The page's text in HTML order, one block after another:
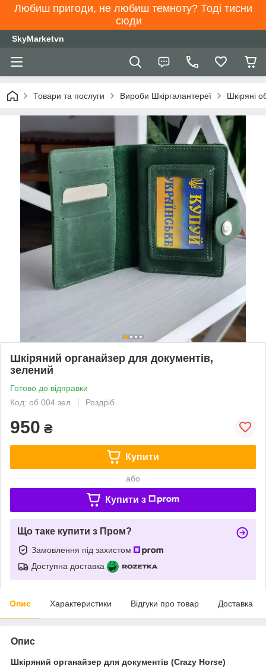
Любиш пригоди, не любиш темноту? Тоді тисни
сюди
SkyMarketvn
Товари та послуги Вироби Шкіргалантереї Шкіряні
Шкіряний органайзер для документів,
зелений
Готово до відправки
Код: об 004 зел
Роздріб
950 ₴
Купити
або
Купити з
Що таке купити з Пром?
Замовлення під захистом
Доступна доставка
Опис Характеристики Відгуки про товар Доставка
Опис
Шкіряний органайзер для документів (Crazy Horse)